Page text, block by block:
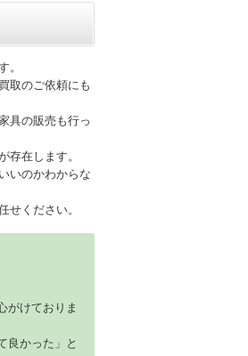
。
取のご依頼にも
具の販売も行っ
存在します。
いのかわからな
せください。
がけておりま
良かった」と